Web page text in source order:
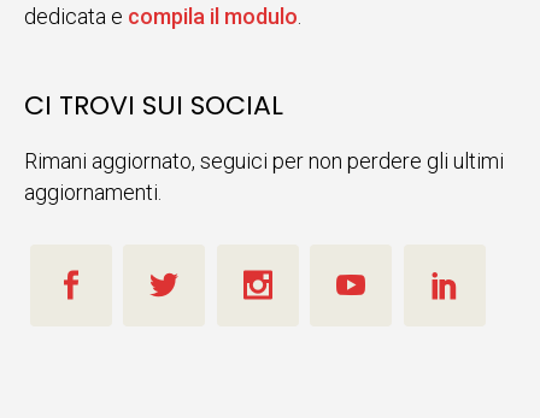
dedicata e compila il modulo.
CI TROVI SUI SOCIAL
Rimani aggiornato, seguici per non perdere gli ultimi
aggiornamenti.